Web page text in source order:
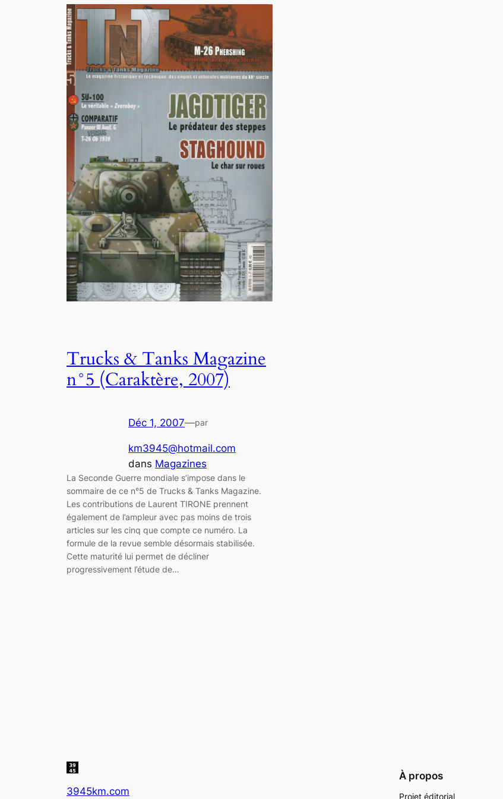
Trucks & Tanks Magazine
n°5 (Caraktère, 2007)
Déc 1, 2007—par
km3945@hotmail.com
dans Magazines
La Seconde Guerre mondiale s’impose dans le
sommaire de ce n°5 de Trucks & Tanks Magazine.
Les contributions de Laurent TIRONE prennent
également de l’ampleur avec pas moins de trois
articles sur les cinq que compte ce numéro. La
formule de la revue semble désormais stabilisée.
Cette maturité lui permet de décliner
progressivement l’étude de…
3945km.com
À propos
Projet éditorial